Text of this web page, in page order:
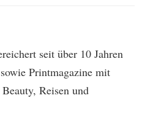
seit über 10 Jahren
Printmagazine mit
Reisen und